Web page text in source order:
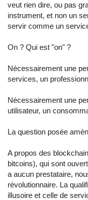
veut rien dire, ou pas
instrument, et non un
servir comme un
On ? Qui est "on" ?
Nécessairement une
services, un
Nécessairement une
utilisateur, un
La question posée
A propos des
bitcoins), qui sont
a aucun prestataire,
révolutionnaire. La
illusoire et celle de